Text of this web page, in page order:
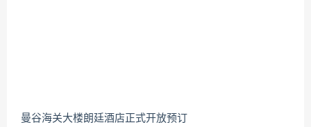
曼谷海关大楼朗廷酒店正式开放预订